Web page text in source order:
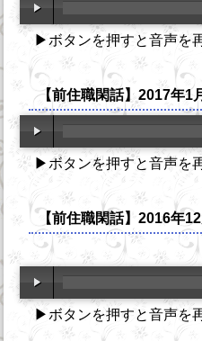
▶ボタンを押すと音声を
【前住職閑話】2017年1
▶ボタンを押すと音声を
【前住職閑話】2016年12
▶ボタンを押すと音声を